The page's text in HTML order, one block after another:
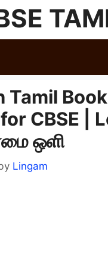
Tamil Book
CBSE |
ஒளி
Lingam